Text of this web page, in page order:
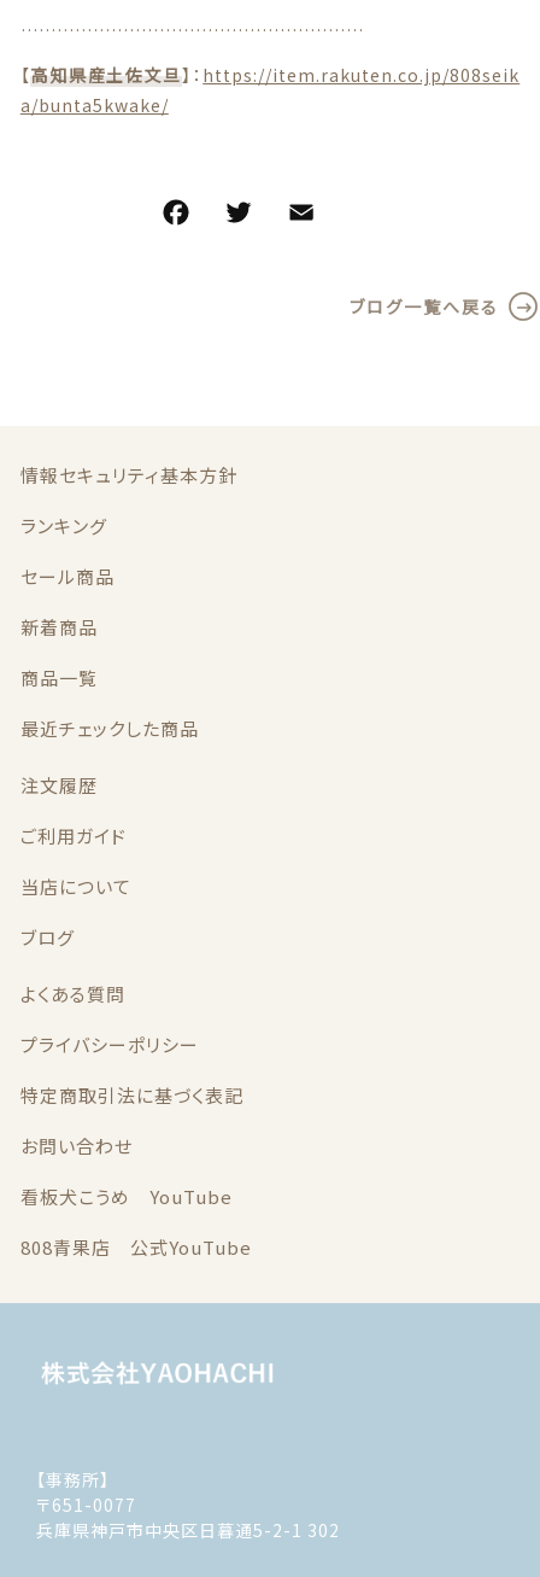
…………………………………………………
【高知県産土佐文旦】： https://item.rakuten.co.jp/808seik
a/bunta5kwake/
k
ai
ブログ一覧へ戻る
情報セキュリティ基本方針
ランキング
セール商品
新着商品
商品一覧
最近チェックした商品
注文履歴
ご利用ガイド
当店について
ブログ
よくある質問
プライバシーポリシー
特定商取引法に基づく表記
お問い合わせ
看板犬こうめ YouTube
808青果店 公式YouTube
【事務所】
〒651-0077
兵庫県神戸市中央区日暮通5-2-1 302
お問い合わせ
看板犬こうめ YouTube